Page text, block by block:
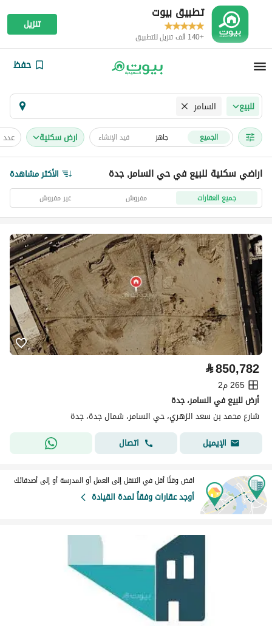
تطبيق بيوت
+140 ألف تنزيل للتطبيق
تنزيل
حفظ
للبيع السامر
الجميع جاهز قيد الإنشاء ارض سكنية
اراضي سكنية للبيع في حي السامر, جدة الأكثر مشاهدة
جميع العقارات مفروش غير مفروش
⃁850,782
265 م2
أرض للبيع في السامر، جدة
شارع محمد بن سعد الزهري، حي السامر، شمال جدة، جدة
الإيميل
اتصال
اقض وقتًا أقل في التنقل إلى العمل أو المدرسة أو إلى أصدقائك
أوجد عقارات وفقاً لمدة القيادة